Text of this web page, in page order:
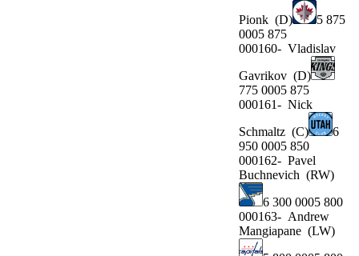
Pionk (D)
5 875
0005 875
000160- Vladislav
Gavrikov (D)
775 0005 875
000161- Nick
Schmaltz (C)
6
950 0005 850
000162- Pavel
Buchnevich (RW)
6 300 0005 800
000163- Andrew
Mangiapane (LW)